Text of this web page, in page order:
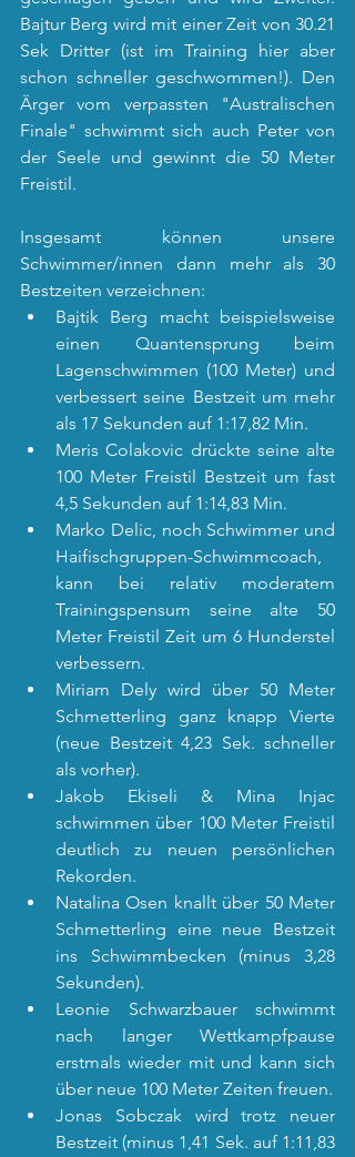
Bajtur Berg wird mit einer Zeit von 30.21
Sek Dritter (ist im Training hier aber
schon schneller geschwommen!). Den
Ärger vom verpassten "Australischen
Finale" schwimmt sich auch Peter von
der Seele und gewinnt die 50 Meter
Freistil.
Insgesamt können unsere
Schwimmer/innen dann mehr als 30
Bestzeiten verzeichnen:
Bajtik Berg macht beispielsweise
einen Quantensprung beim
Lagenschwimmen (100 Meter) und
verbessert seine Bestzeit um mehr
als 17 Sekunden auf 1:17,82 Min.
Meris Colakovic drückte seine alte
100 Meter Freistil Bestzeit um fast
4,5 Sekunden auf 1:14,83 Min.
Marko Delic, noch Schwimmer und
Haifischgruppen-Schwimmcoach,
kann bei relativ moderatem
Trainingspensum seine alte 50
Meter Freistil Zeit um 6 Hunderstel
verbessern.
Miriam Dely wird über 50 Meter
Schmetterling ganz knapp Vierte
(neue Bestzeit 4,23 Sek. schneller
als vorher).
Jakob Ekiseli & Mina Injac
schwimmen über 100 Meter Freistil
deutlich zu neuen persönlichen
Rekorden.
Natalina Osen knallt über 50 Meter
Schmetterling eine neue Bestzeit
ins Schwimmbecken (minus 3,28
Sekunden).
Leonie Schwarzbauer schwimmt
nach langer Wettkampfpause
erstmals wieder mit und kann sich
über neue 100 Meter Zeiten freuen.
Jonas Sobczak wird trotz neuer
Bestzeit (minus 1,41 Sek. auf 1:11,83